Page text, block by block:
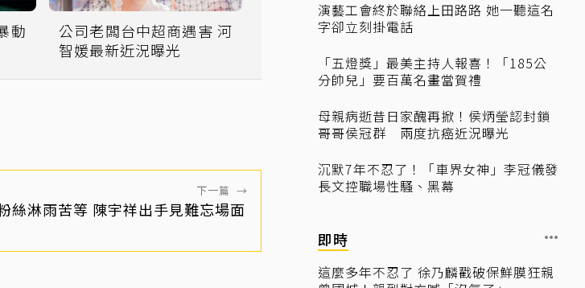
動
公司老闆台中超商遇害 河
智媛最新近況曝光
下一篇 →
絲淋雨苦等 陳宇祥出手見難忘場面
演藝工會終於聯絡上田路路 她一聽這名
字卻立刻掛電話
「五燈獎」最美主持人報喜！「185公
分帥兒」要百萬名畫當賀禮
母親病逝昔日家醜再掀！侯炳瑩認封鎖
哥哥侯冠群 兩度抗癌近況曝光
沉默7年不忍了！「車界女神」李冠儀發
長文控職場性騷、黑幕
即時
這麼多年不忍了 徐乃麟戳破保鮮膜狂親